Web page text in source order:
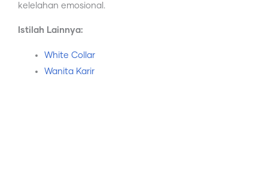
kelelahan emosional.
Istilah Lainnya:
White Collar
Wanita Karir